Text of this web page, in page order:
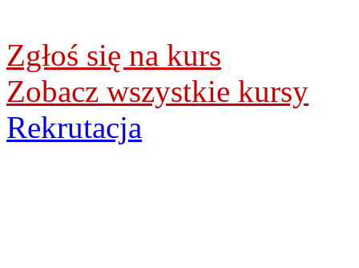
Zgłoś się na kurs
Zobacz wszystkie kursy
Rekrutacja